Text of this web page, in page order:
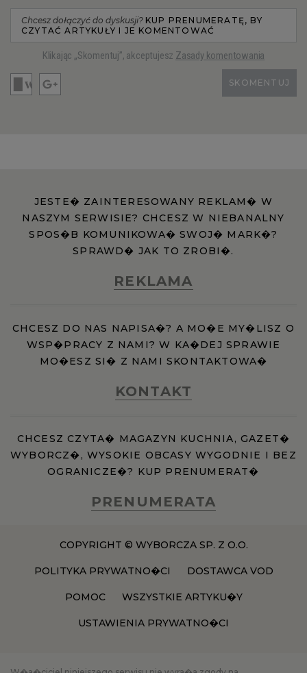
Chcesz dołączyć do dyskusji? KUP PRENUMERATĘ, BY
CZYTAĆ ARTYKUŁY I JE KOMENTOWAĆ
Klikając „Skomentuj”, akceptujesz Zasady komentowania
SKOMENTUJ
JESTE� ZAINTERESOWANY REKLAM� W
NASZYM SERWISIE? CHCESZ W NIEBANALNY
SPOS�B KOMUNIKOWA� SWOJ� MARK�?
SPRAWD� JAK TO ZROBI�.
REKLAMA
CHCESZ DO NAS NAPISA�? A MO�E MY�LISZ O
WSP�PRACY Z NAMI? W KA�DEJ SPRAWIE
MO�ESZ SI� Z NAMI SKONTAKTOWA�
KONTAKT
CHCESZ CZYTA� MAGAZYN KUCHNIA, GAZET�
WYBORCZ�, WYSOKIE OBCASY WYGODNIE I BEZ
OGRANICZE�? KUP PRENUMERAT�
PRENUMERATA
COPYRIGHT © WYBORCZA SP. Z O.O.
POLITYKA PRYWATNO�CI DOSTAWCA VOD
POMOC WSZYSTKIE ARTYKU�Y
USTAWIENIA PRYWATNO�CI